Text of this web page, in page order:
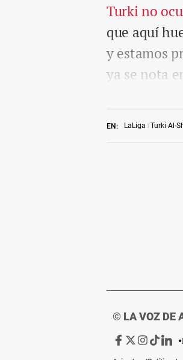
EN: LaLiga Turki Al-
Turki no
que aquí
y estamos
ya se nota
© LA VOZ DE
Ir
Ir
Ir Ir Ir